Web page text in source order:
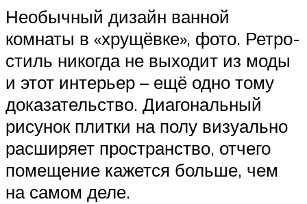
Необычный дизайн ванной
комнаты в «хрущёвке», фото. Ретро-
стиль никогда не выходит из моды
и этот интерьер – ещё одно тому
доказательство. Диагональный
рисунок плитки на полу визуально
расширяет пространство, отчего
помещение кажется больше, чем
на самом деле.